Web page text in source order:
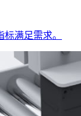
满足需求。